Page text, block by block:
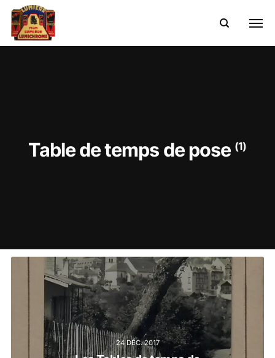
Table de temps de pose (1)
24 DÉC. 2017